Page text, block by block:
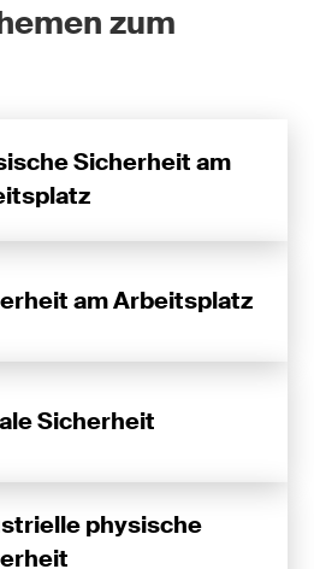
zum
Sicherheit am
am Arbeitsplatz
Sicherheit
physische